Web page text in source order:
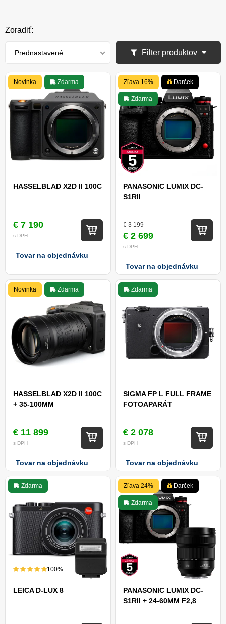
Zoradiť:
Prednastavené Filter produktov
Novinka Zdarma
HASSELBLAD X2D II 100C
€ 7 190
s DPH
Tovar na objednávku
Zľava 16% Darček
Zdarma
PANASONIC LUMIX DC-
S1RII
€ 3 199
€ 2 699
s DPH
Tovar na objednávku
Novinka Zdarma
HASSELBLAD X2D II 100C
+ 35-100MM
€ 11 899
s DPH
Tovar na objednávku
Zdarma
SIGMA FP L FULL FRAME
FOTOAPARÁT
€ 2 078
s DPH
Tovar na objednávku
Zdarma
100%
LEICA D-LUX 8
Zľava 24% Darček
Zdarma
PANASONIC LUMIX DC-
S1RII + 24-60MM F2,8